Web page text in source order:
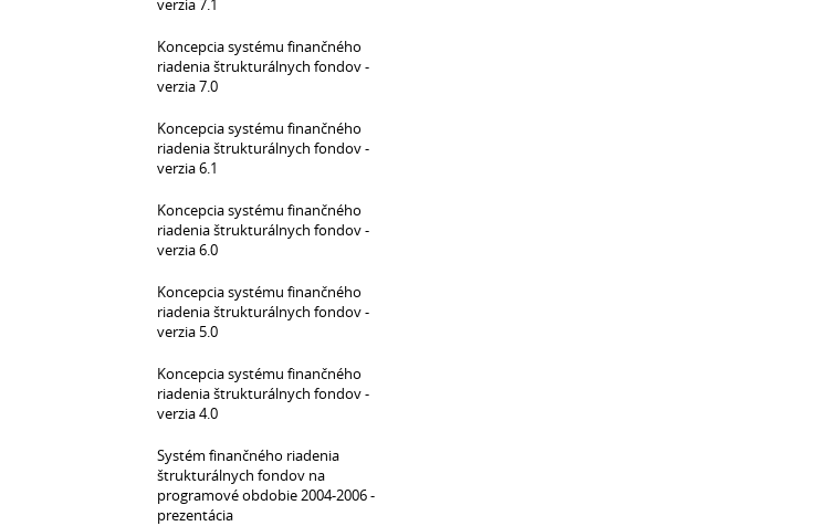
verzia 7.1
Koncepcia systému finančného
riadenia štrukturálnych fondov -
verzia 7.0
Koncepcia systému finančného
riadenia štrukturálnych fondov -
verzia 6.1
Koncepcia systému finančného
riadenia štrukturálnych fondov -
verzia 6.0
Koncepcia systému finančného
riadenia štrukturálnych fondov -
verzia 5.0
Koncepcia systému finančného
riadenia štrukturálnych fondov -
verzia 4.0
Systém finančného riadenia
štrukturálnych fondov na
programové obdobie 2004-2006 -
prezentácia